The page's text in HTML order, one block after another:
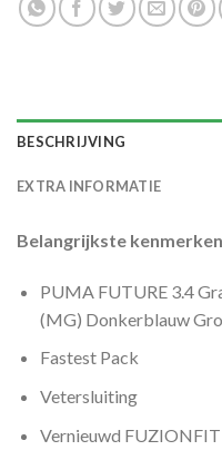
BESCHRIJVING
EXTRA INFORMATIE
Belangrijkste
PUMA FUTURE 3.4
(MG) Donkerblauw
Fastest Pack
Vetersluiting
Vernieuwd